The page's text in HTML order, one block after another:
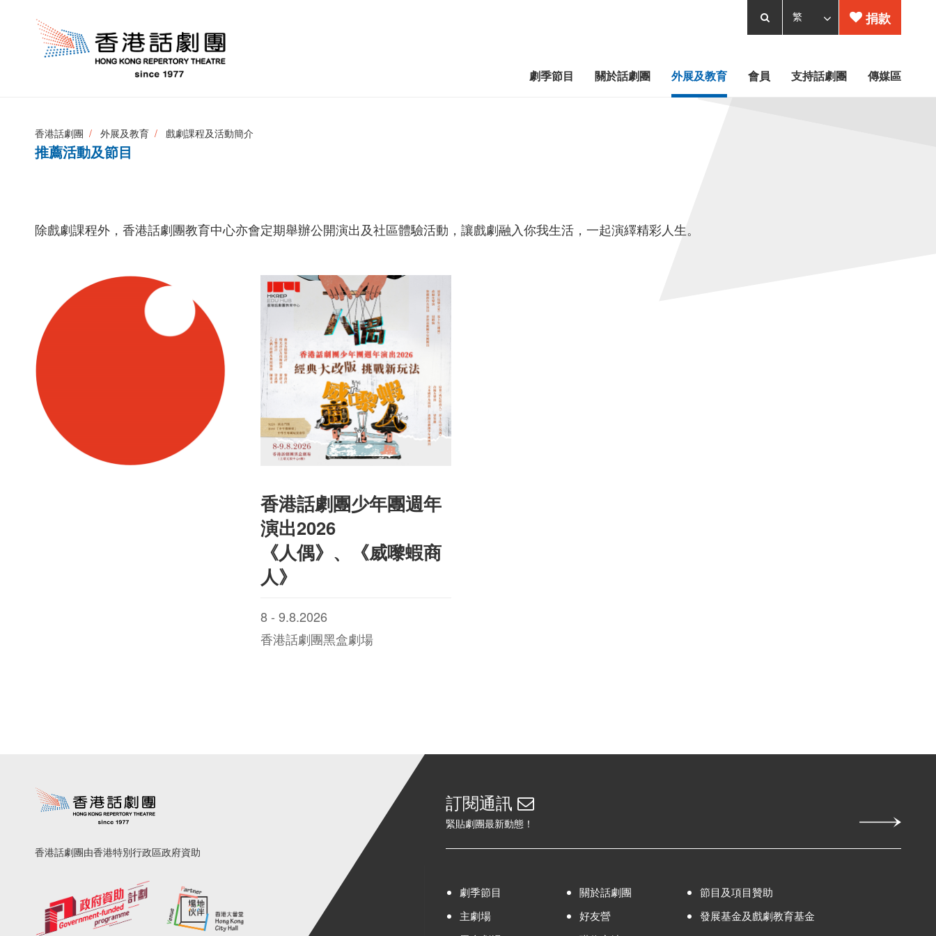
劇季節目 關於話劇團 外展及教育 會員 支持話劇團 傳媒區
捐款
香港話劇團 外展及教育 戲劇課程及活動簡介
推薦活動及節目
除戲劇課程外，香港話劇團教育中心亦會定期舉辦公開演出及社區體驗活動，讓戲劇融入你我生活，一起演繹精彩人生。
香港話劇團少年團週年
演出2026
《人偶》、《威嚟蝦商
人》
8 - 9.8.2026
香港話劇團黑盒劇場
香港話劇團由香港特別行政區政府資助
訂閱通訊
緊貼劇團最新動態！
劇季節目
主劇場
關於話劇團
好友營
節目及項目贊助
發展基金及戲劇教育基金